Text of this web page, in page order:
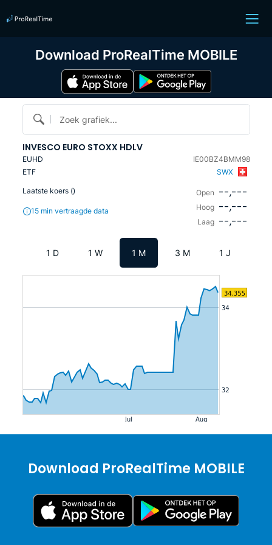
Zoek grafiek...
INVESCO EURO STOXX HDLV
EUHD
IE00BZ4BMM98
ETF
SWX
Laatste koers ()
15 min vertraagde data
Open --,---
Hoog --,---
Laag --,---
1 D 1 W 1 M 3 M 1 J
Download ProRealTime MOBILE
Download ProRealTime MOBILE